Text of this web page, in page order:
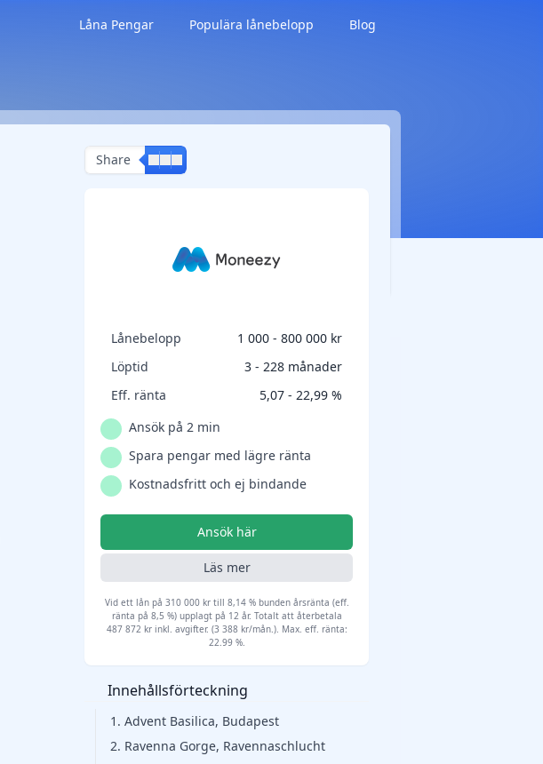
Låna Pengar Populära lånebelopp Blog
Share
Lånebelopp
1 000 - 800 000 kr
Löptid
3 - 228 månader
Eff. ränta
5,07 - 22,99 %
Ansök på 2 min
Spara pengar med lägre ränta
Kostnadsfritt och ej bindande
Läs mer
Ansök här
Vid ett lån på 310 000 kr till 8,14 % bunden årsränta (eff.
ränta på 8,5 %) upplagt på 12 år. Totalt att återbetala
487 872 kr inkl. avgifter. (3 388 kr/mån.). Max. eff. ränta:
22.99 %.
Innehållsförteckning
1. Advent Basilica, Budapest
2. Ravenna Gorge, Ravennaschlucht